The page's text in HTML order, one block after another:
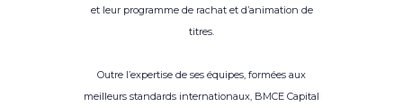
et leur programme de rachat et d’animation de
titres.
Outre l’expertise de ses équipes, formées aux
meilleurs standards internationaux, BMCE Capital